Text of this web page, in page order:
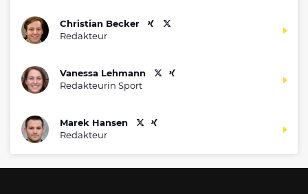
Christian Becker
Redakteur
Vanessa Lehmann
Redakteurin Sport
Marek Hansen
Redakteur